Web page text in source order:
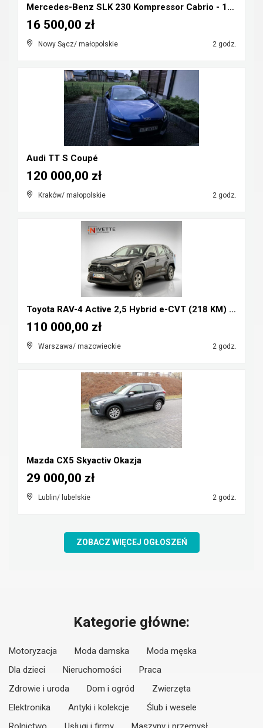
Mercedes-Benz SLK 230 Kompressor Cabrio - 1998r ka...
Nowy Sącz/ małopolskie 2 godz.
16 500,00 zł
Audi TT S Coupé
Kraków/ małopolskie 2 godz.
120 000,00 zł
Toyota RAV-4 Active 2,5 Hybrid e-CVT (218 KM) Salo...
Warszawa/ mazowieckie 2 godz.
110 000,00 zł
Mazda CX5 Skyactiv Okazja
Lublin/ lubelskie 2 godz.
29 000,00 zł
ZOBACZ WIĘCEJ OGŁOSZEŃ
Kategorie główne:
Motoryzacja Moda damska
Moda męska
Dla dzieci
Nieruchomości
Praca
Zdrowie i uroda
Dom i ogród
Zwierzęta
Elektronika
Antyki i kolekcje
Ślub i wesele